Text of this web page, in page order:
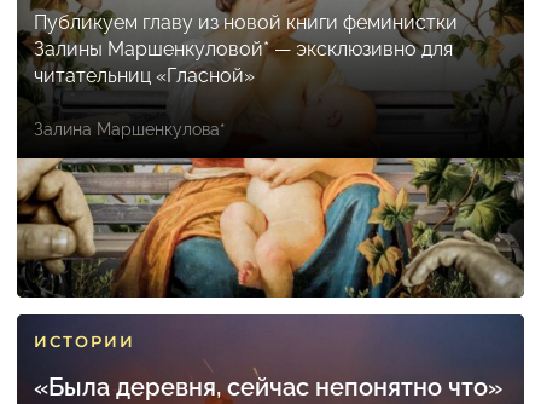
Публикуем главу из новой книги феминистки
Залины Маршенкуловой* — эксклюзивно для
читательниц «Гласной»
Залина Маршенкулова*
ИСТОРИИ
«Была деревня, сейчас непонятно что»